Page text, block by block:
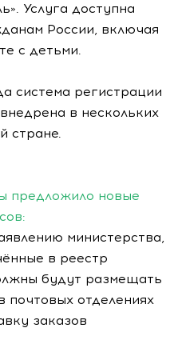
Услуга доступна
России, включая
с детьми.
система регистрации
в нескольких
стране.
предложило новые
министерства,
в реестр
будут размещать
почтовых отделениях
заказов